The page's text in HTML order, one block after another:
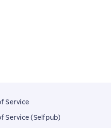
Service
Service (Selfpub)